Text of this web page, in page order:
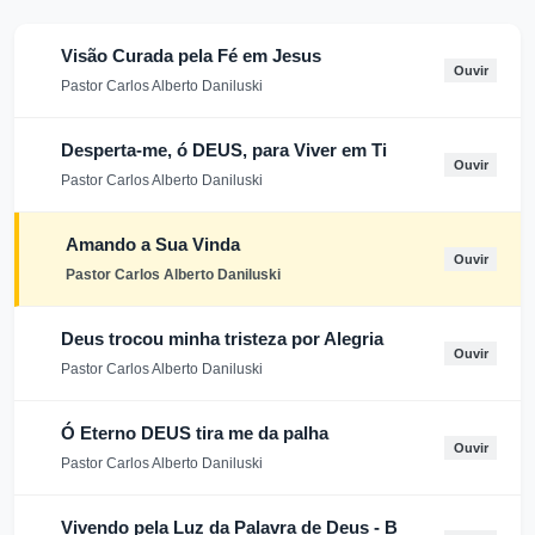
Visão Curada pela Fé em Jesus
Pastor Carlos Alberto Daniluski
Ouvir
Desperta-me, ó DEUS, para Viver em Ti
Pastor Carlos Alberto Daniluski
Ouvir
Amando a Sua Vinda
Pastor Carlos Alberto Daniluski
Ouvir
Deus trocou minha tristeza por Alegria
Pastor Carlos Alberto Daniluski
Ouvir
Ó Eterno DEUS tira me da palha
Pastor Carlos Alberto Daniluski
Ouvir
Vivendo pela Luz da Palavra de Deus - B